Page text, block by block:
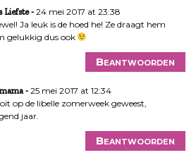
Liefste
24 mei 2017 at 23:38
Ja leuk is de hoed he! Ze draagt hem
gelukkig dus ook
Beantwoorden
25 mei 2017 at 12:34
op de libelle zomerweek geweest,
jaar.
Beantwoorden